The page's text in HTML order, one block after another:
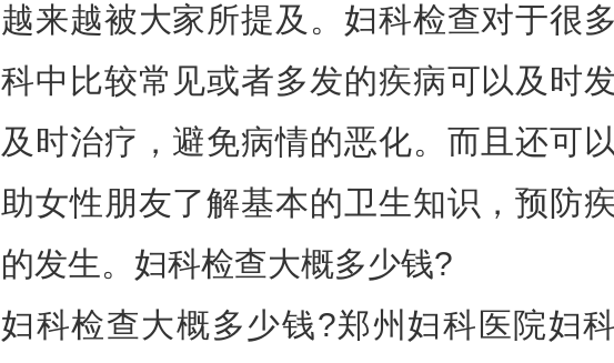
越来越被大家所提及。妇科检查对于很
科中比较常见或者多发的疾病可以及时
及时治疗，避免病情的恶化。而且还可
助女性朋友了解基本的卫生知识，预防
的发生。妇科检查大概多少钱?
妇科检查大概多少钱?郑州妇科医院妇